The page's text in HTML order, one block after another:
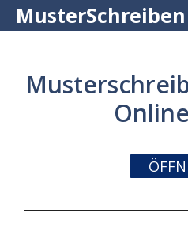
Zum
Inhalt
MusterSchreiben